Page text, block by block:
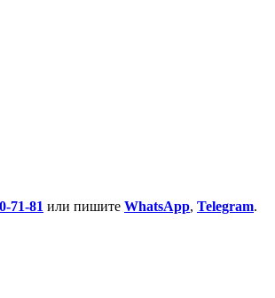
71-81 или пишите WhatsApp, Telegram.